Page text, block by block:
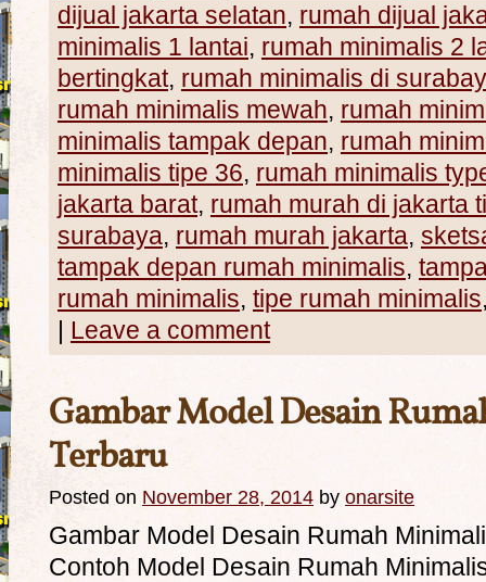
dijual jakarta selatan, rumah dijual
minimalis 1 lantai, rumah minimalis 2
bertingkat, rumah minimalis di
rumah minimalis mewah, rumah
minimalis tampak depan, rumah
minimalis tipe 36, rumah minimalis
jakarta barat, rumah murah di jakarta
surabaya, rumah murah jakarta,
tampak depan rumah minimalis,
rumah minimalis, tipe rumah minimalis
| Leave a comment
Gambar Model Desain
Terbaru
Posted on November 28, 2014 by onarsite
Gambar Model Desain Rumah
Contoh Model Desain Rumah